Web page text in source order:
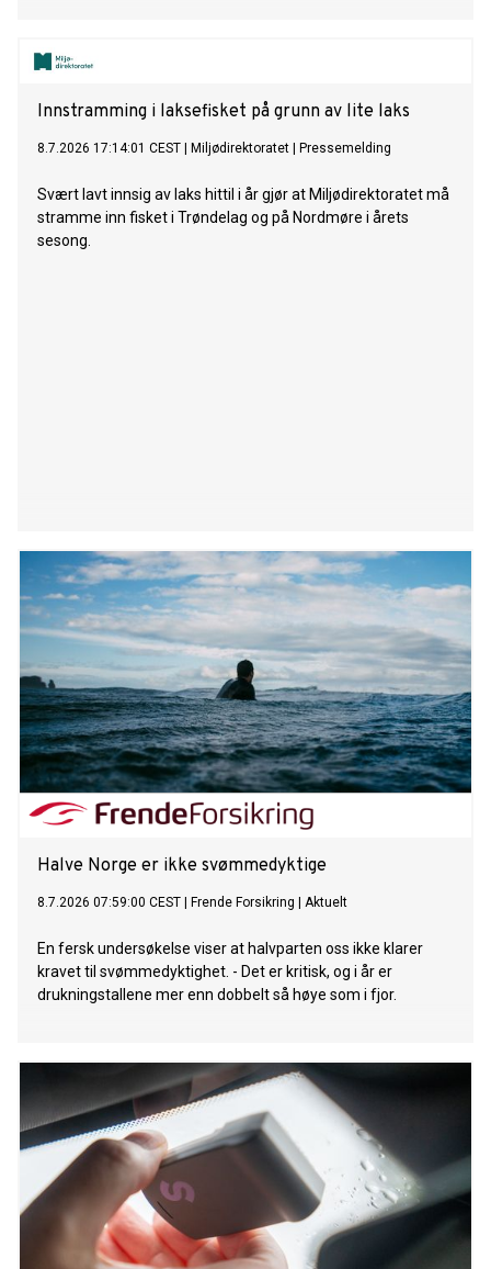
Innstramming i laksefisket på grunn av lite laks
8.7.2026 17:14:01 CEST Miljødirektoratet Pressemelding
Svært lavt innsig av laks hittil i år gjør at Miljødirektoratet må
stramme inn fisket i Trøndelag og på Nordmøre i årets
sesong.
Halve Norge er ikke svømmedyktige
8.7.2026 07:59:00 CEST Frende Forsikring Aktuelt
En fersk undersøkelse viser at halvparten oss ikke klarer
kravet til svømmedyktighet. - Det er kritisk, og i år er
drukningstallene mer enn dobbelt så høye som i fjor.